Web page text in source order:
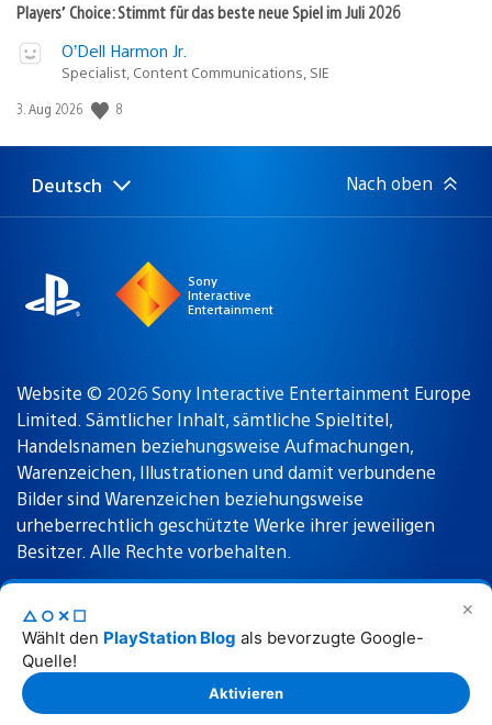
✕
△○✕☐
Wählt den PlayStation Blog als bevorzugte Google-
Quelle!
Aktivieren
Players’ Choice: Stimmt für das beste neue Spiel im Juli 2026
O’Dell Harmon Jr.
Specialist, Content Communications, SIE
Veröffentlichungsdatum:
3. Aug 2026 8
Select
Aktuelle
Deutsch Nach oben
Sony
Interactive
Entertainment
Website © 2026 Sony Interactive Entertainment Europe
Limited. Sämtlicher Inhalt, sämtliche Spieltitel,
Handelsnamen beziehungsweise Aufmachungen,
Warenzeichen, Illustrationen und damit verbundene
Bilder sind Warenzeichen beziehungsweise
urheberrechtlich geschützte Werke ihrer jeweiligen
Besitzer. Alle Rechte vorbehalten.
Nutzungsbedingungen Datenschutzrichtlinie
Rechtliche Hinweise